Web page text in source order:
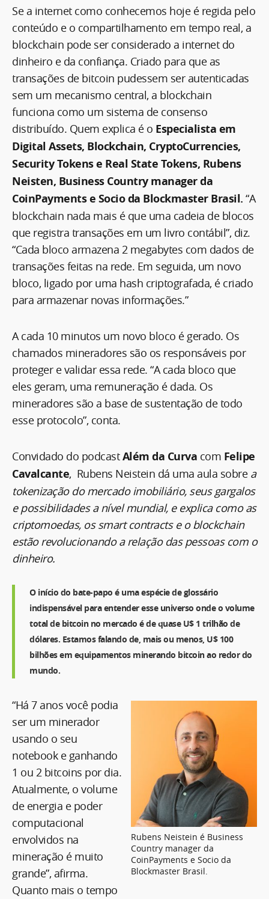
Se a internet como conhecemos hoje é regida pelo
conteúdo e o compartilhamento em tempo real, a
blockchain pode ser considerado a internet do
dinheiro e da confiança. Criado para que as
transações de bitcoin pudessem ser autenticadas
sem um mecanismo central, a blockchain
funciona como um sistema de consenso
distribuído. Quem explica é o Especialista em
Digital Assets, Blockchain, CryptoCurrencies,
Security Tokens e Real State Tokens, Rubens
Neisten, Business Country manager da
CoinPayments e Socio da Blockmaster Brasil. “A
blockchain nada mais é que uma cadeia de blocos
que registra transações em um livro contábil”, diz.
“Cada bloco armazena 2 megabytes com dados de
transações feitas na rede. Em seguida, um novo
bloco, ligado por uma hash criptografada, é criado
para armazenar novas informações.”
A cada 10 minutos um novo bloco é gerado. Os
chamados mineradores são os responsáveis por
proteger e validar essa rede. “A cada bloco que
eles geram, uma remuneração é dada. Os
mineradores são a base de sustentação de todo
esse protocolo”, conta.
Convidado do podcastAlém da Curva com Felipe
Cavalcante, Rubens Neistein dá uma aula sobre a
tokenização do mercado imobiliário, seus gargalos
e possibilidades a nível mundial, e explica como as
criptomoedas, os smart contracts e o blockchain
estão revolucionando a relação das pessoas com o
dinheiro.
O início do bate-papo é uma espécie de glossário
indispensável para entender esse universo onde o volume
total de bitcoin no mercado é de quase U$ 1 trilhão de
dólares. Estamos falando de, mais ou menos, U$ 100
bilhões em equipamentos minerando bitcoin ao redor do
mundo.
Rubens Neistein é Business
Country manager da
CoinPayments e Socio da
Blockmaster Brasil.
“Há 7 anos você podia
ser um minerador
usando o seu
notebook e ganhando
1 ou 2 bitcoins por dia.
Atualmente, o volume
de energia e poder
computacional
envolvidos na
mineração é muito
grande”, afirma.
Quanto mais o tempo